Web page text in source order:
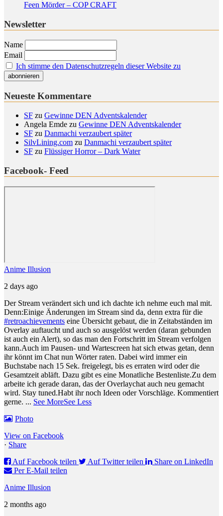
Feen Mörder – COP CRAFT
Newsletter
Name
Email
Ich stimme den Datenschutzregeln dieser Website zu
Neueste Kommentare
SF zu Gewinne DEN Adventskalender
Angela Emde zu Gewinne DEN Adventskalender
SF zu Danmachi verzaubert später
SilvLining.com zu Danmachi verzaubert später
SF zu Flüssiger Horror – Dark Water
Facebook- Feed
Anime Illusion
2 days ago
Der Stream verändert sich und ich dachte ich nehme euch mal mit.
Denn:Einige Änderungen im Stream sind da, denn extra für die
#retroachievements eine Übersicht gebaut, die in Zeitabständen im
Overlay auftaucht und auch so ausgelöst werden (daran gebunden
ist auch ein Alert), so das man den Fortschritt im Stream verfolgen
kann.Auch im Pausen- und Wartescreen hat sich etwas getan, denn
ihr könnt im Chat nun Wörter raten. Dabei wird immer ein
Buchstabe nach 15 Sek. freigelegt, bis es erraten wird oder die
Gesamtzeit abläft. Dazu gibt es eine Monatliche Bestenliste.Zu dem
arbeite ich gerade daran, das der Overlaychat auch neu gemacht
wird. Stay tuned.Habt ihr noch Ideen oder Vorschläge. Kommentiert
gerne. ... See MoreSee Less
Photo
View on Facebook
· Share
Auf Facebook teilen
Auf Twitter teilen
Share on LinkedIn
Per E-Mail teilen
Anime Illusion
2 months ago